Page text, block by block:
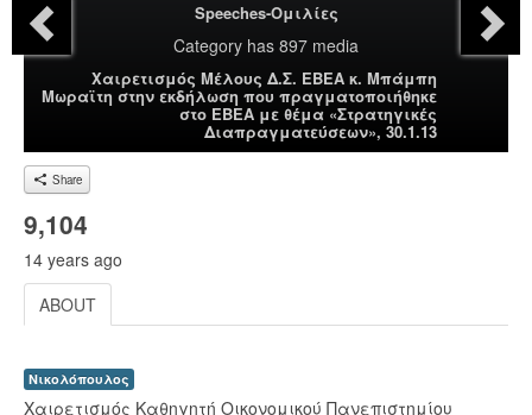
Speeches-Ομιλίες
Category has 897 media
Χαιρετισμός Μέλους Δ.Σ. ΕΒΕΑ κ. Μπάμπη
Μωραϊτη στην εκδήλωση που πραγματοποιήθηκε
στο ΕΒΕΑ με θέμα «Στρατηγικές
Διαπραγματεύσεων», 30.1.13
Share
9,104
14 years ago
ABOUT
Νικολόπουλος
Χαιρετισμός Καθηγητή Οικονομικού Πανεπιστημίου